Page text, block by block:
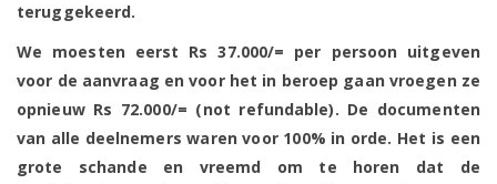
teruggekeerd.
We moesten eerst Rs 37.000/= per persoon uitgeven
voor de aanvraag en voor het in beroep gaan vroegen ze
opnieuw Rs 72.000/= (not refundable). De documenten
van alle deelnemers waren voor 100% in orde. Het is een
grote schande en vreemd om te horen dat de